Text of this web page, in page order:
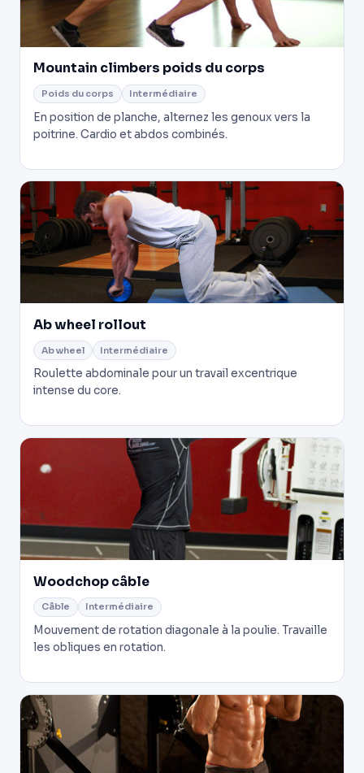
Mountain climbers poids du corps
Poids du corps Intermédiaire
En position de planche, alternez les genoux vers la
poitrine. Cardio et abdos combinés.
Ab wheel rollout
Ab wheel Intermédiaire
Roulette abdominale pour un travail excentrique
intense du core.
Woodchop câble
Câble Intermédiaire
Mouvement de rotation diagonale à la poulie. Travaille
les obliques en rotation.